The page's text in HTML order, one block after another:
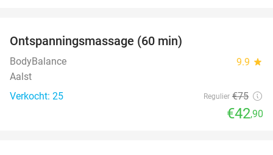
Ontspanningsmassage (60 min)
BodyBalance 9.9 star
Aalst
Verkocht: 25
Regulier €75
€42,90